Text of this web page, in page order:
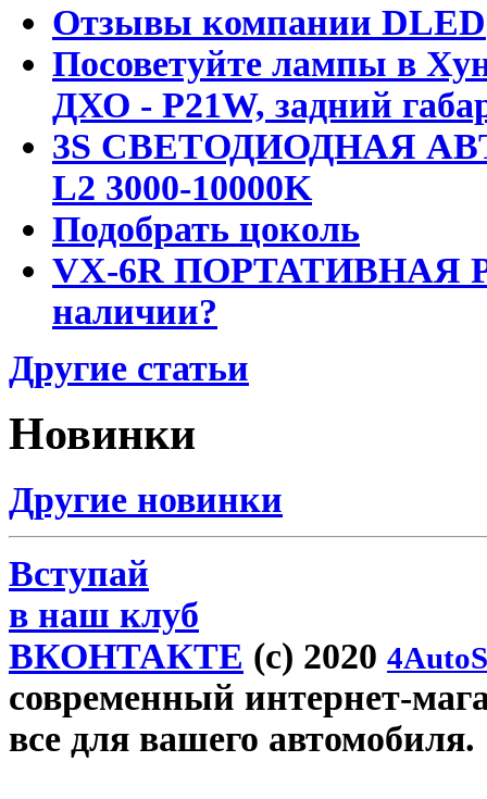
Отзывы компании DLED
Посоветуйте лампы в
ДХО - P21W, задний
3S СВЕТОДИОДНАЯ
L2 3000-10000K
Подобрать цоколь
VX-6R ПОРТАТИВНАЯ
наличии?
Другие статьи
Новинки
Другие новинки
Вступай
в наш клуб
ВКОНТАКТЕ (c) 2020
современный интернет-
все для вашего автомобиля.